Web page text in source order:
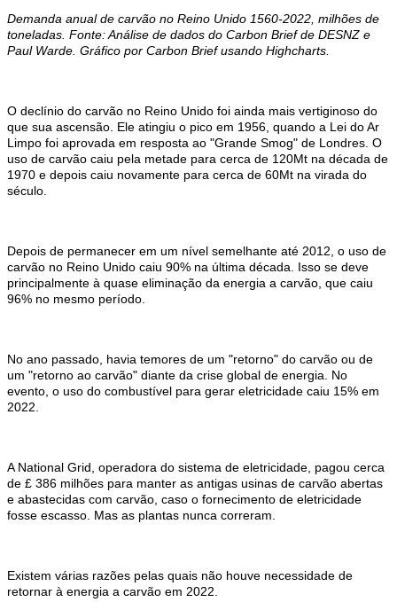
Demanda anual de carvão no Reino Unido 1560-2022, milhões de
toneladas. Fonte: Análise de dados do Carbon Brief de DESNZ e
Paul Warde. Gráfico por Carbon Brief usando Highcharts.
O declínio do carvão no Reino Unido foi ainda mais vertiginoso do
que sua ascensão. Ele atingiu o pico em 1956, quando a Lei do Ar
Limpo foi aprovada em resposta ao "Grande Smog" de Londres. O
uso de carvão caiu pela metade para cerca de 120Mt na década de
1970 e depois caiu novamente para cerca de 60Mt na virada do
século.
Depois de permanecer em um nível semelhante até 2012, o uso de
carvão no Reino Unido caiu 90% na última década. Isso se deve
principalmente à quase eliminação da energia a carvão, que caiu
96% no mesmo período.
No ano passado, havia temores de um "retorno" do carvão ou de
um "retorno ao carvão" diante da crise global de energia. No
evento, o uso do combustível para gerar eletricidade caiu 15% em
2022.
A National Grid, operadora do sistema de eletricidade, pagou cerca
de £ 386 milhões para manter as antigas usinas de carvão abertas
e abastecidas com carvão, caso o fornecimento de eletricidade
fosse escasso. Mas as plantas nunca correram.
Existem várias razões pelas quais não houve necessidade de
retornar à energia a carvão em 2022.